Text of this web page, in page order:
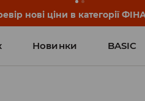
знайдеш у своєму
Новинки BASIC